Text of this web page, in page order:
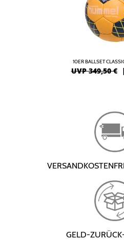
10ER BALLSET
UVP 349,50 € |
GELD-